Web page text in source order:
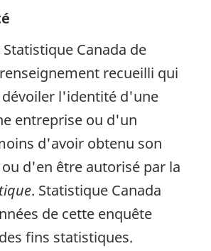
Canada de
recueilli qui
l'identité d'une
entreprise ou d'un
d'avoir obtenu son
d'en être autorisé par la
. Statistique Canada
de cette enquête
fins statistiques.